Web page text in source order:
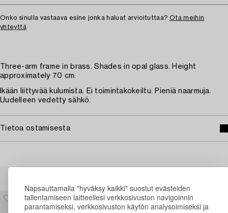
Napsauttamalla "hyväksy kaikki" suostut evästeiden
tallentamiseen laitteellesi verkkosivuston navigoinnin
parantamiseksi, verkkosivuston käytön analysoimiseksi ja
Onko sinulla vastaava esine jonka haluat arvioituttaa? Ota meihin
yhteyttä
Three-arm frame in brass. Shades in opal glass. Height
approximately 70 cm.
Ikään liittyvää kulumista. Ei toimintakokeiltu. Pieniä naarmuja.
Uudelleen vedetty sähkö.
Tietoa ostamisesta